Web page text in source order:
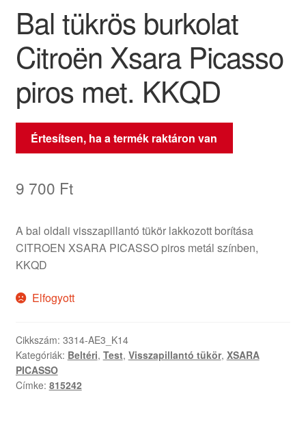
Szállítás világszerte
Szekér
Bal tükrös burkolat
Citroën Xsara Picasso
piros met. KKQD
Értesítsen, ha a termék raktáron van
9 700 Ft
A bal oldali visszapillantó tükör lakkozott borítása
CITROEN XSARA PICASSO piros metál színben,
KKQD
Elfogyott
Cikkszám: 3314-AE3_K14
Kategóriák: Beltéri, Test, Visszapillantó tükör, XSARA
PICASSO
Címke: 815242